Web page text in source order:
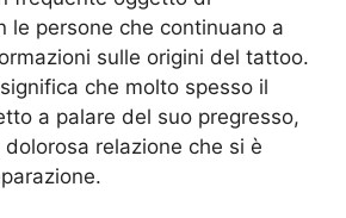
le persone che continuano a
sulle origini del tattoo.
che molto spesso il
a palare del suo pregresso,
relazione che si è